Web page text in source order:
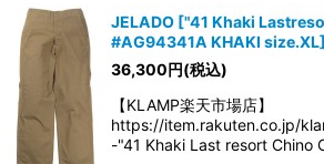
JELADO ["41 Khaki
#AG94341A KHAKI size.XL]
36,300円(税込)
【KLAMP楽天市場店】
https://item.rakuten.co.jp/
-"41 Khaki Last resort Chino